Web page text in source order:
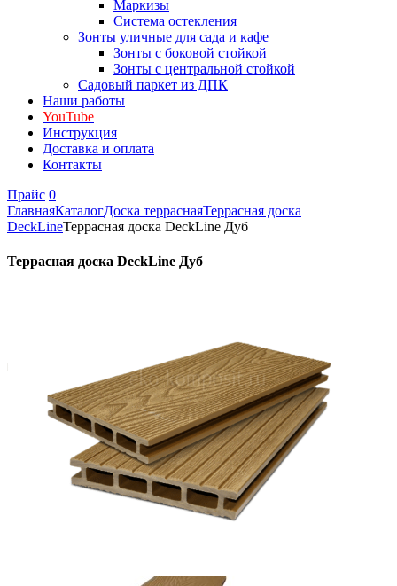
Маркизы
Система остекления
Зонты уличные для сада и кафе
Зонты с боковой стойкой
Зонты с центральной стойкой
Садовый паркет из ДПК
Наши работы
YouTube
Инструкция
Доставка и оплата
Контакты
Прайс 0
ГлавнаяКаталогДоска терраснаяТеррасная доска
DeckLineТеррасная доска DeckLine Дуб
Террасная доска DeckLine Дуб